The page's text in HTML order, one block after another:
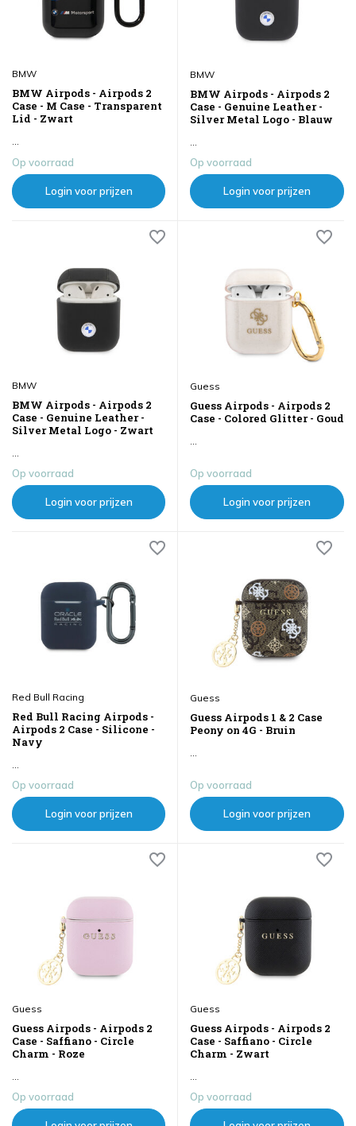
BMW
BMW Airpods - Airpods 2
Case - M Case - Transparent
Lid - Zwart
Op voorraad
Login voor prijzen
BMW
BMW Airpods - Airpods 2
Case - Genuine Leather -
Silver Metal Logo - Blauw
Op voorraad
Login voor prijzen
BMW
BMW Airpods - Airpods 2
Case - Genuine Leather -
Silver Metal Logo - Zwart
...
Op voorraad
Login voor prijzen
Guess
Guess Airpods - Airpods 2
Case - Colored Glitter - Goud
...
Op voorraad
Login voor prijzen
Red Bull Racing
Red Bull Racing Airpods -
Airpods 2 Case - Silicone -
Navy
Op voorraad
Login voor prijzen
Guess
Guess Airpods 1 & 2 Case
Peony on 4G - Bruin
Op voorraad
Login voor prijzen
Guess
Guess Airpods - Airpods 2
Case - Saffiano - Circle
Charm - Roze
Op voorraad
Guess
Guess Airpods - Airpods 2
Case - Saffiano - Circle
Charm - Zwart
...
Op voorraad